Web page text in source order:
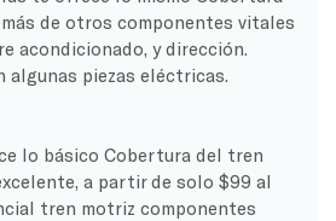
de otros componentes vitales
acondicionado, y dirección.
algunas piezas eléctricas.
lo básico Cobertura del tren
a partir de solo $99 al
tren motriz componentes